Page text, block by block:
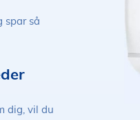
spar så
dig, vil du